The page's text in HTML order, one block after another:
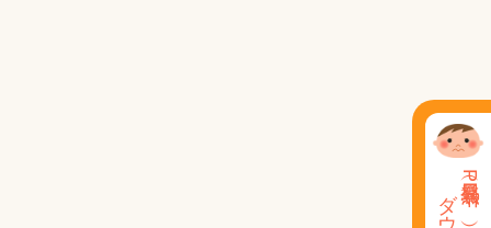
発熱表（PDF）